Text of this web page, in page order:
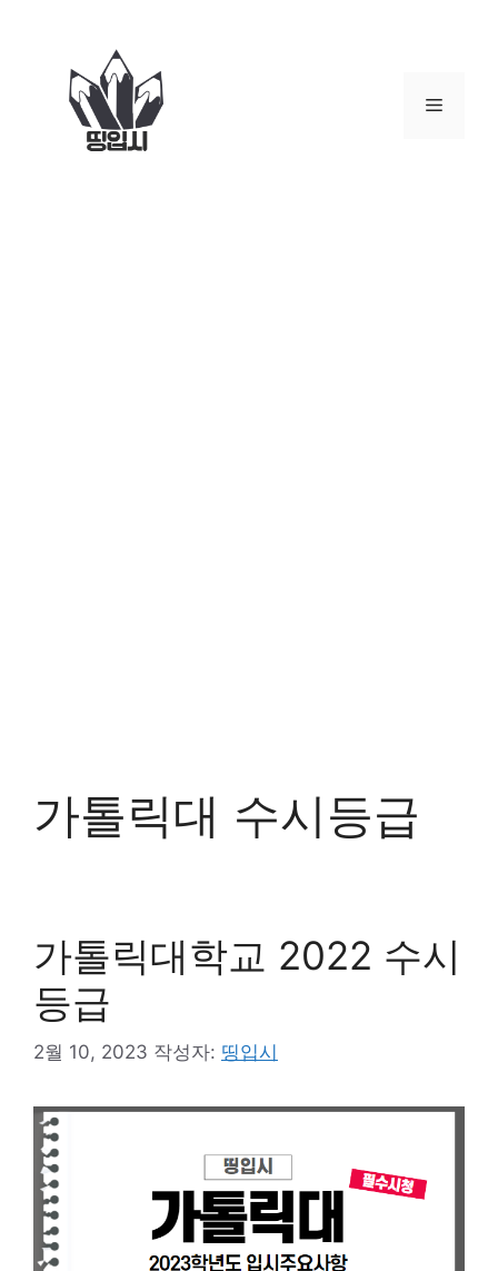
메
가톨릭대 수시등급
가톨릭대학교 2022 수시
등급
2월 10, 2023 작성자: 띵입시